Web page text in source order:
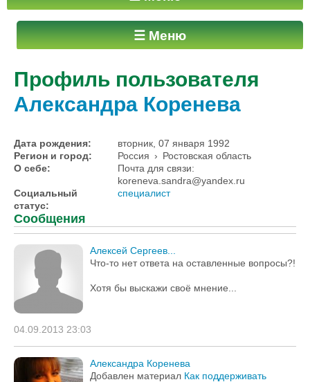
☰ Меню
Профиль пользователя
Александра Коренева
Дата рождения:
вторник, 07 января 1992
Регион и город:
Россия › Ростовская область
О себе:
Почта для связи:
koreneva.sandra@yandex.ru
Социальный
статус:
специалист
Сообщения
Алексей Сергеев...
Что-то нет ответа на оставленные вопросы?!
Хотя бы выскажи своё мнение...
04.09.2013 23:03
Александра Коренева
Добавлен материал Как поддерживать